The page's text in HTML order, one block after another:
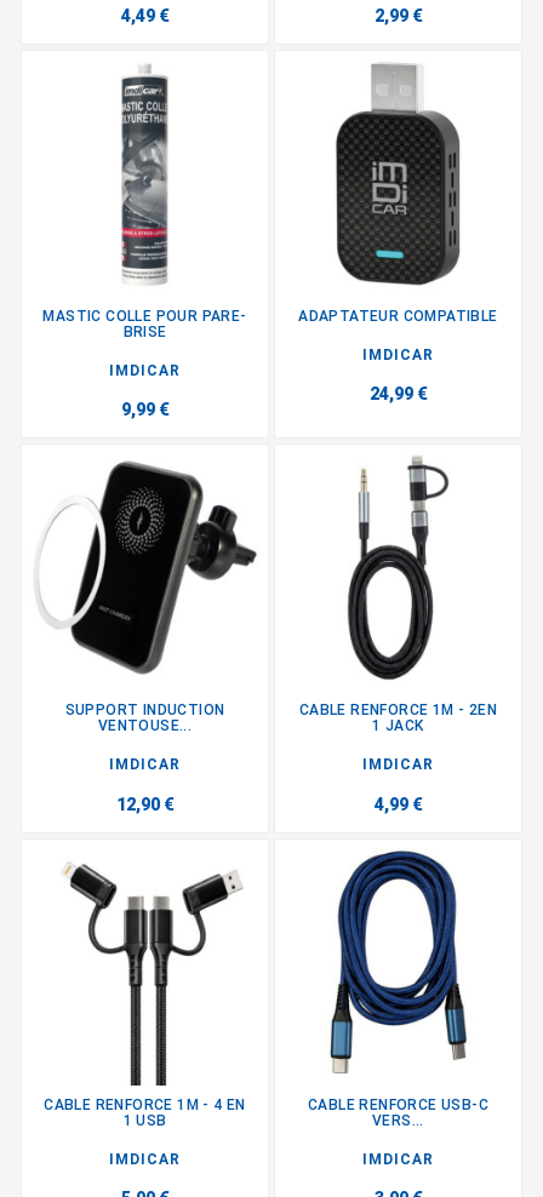
4,49 € 2,99 €
MASTIC COLLE POUR PARE-
BRISE
IMDICAR
9,99 €
ADAPTATEUR COMPATIBLE
IMDICAR
24,99 €
SUPPORT INDUCTION
VENTOUSE...
IMDICAR
12,90 €
CABLE RENFORCE 1M - 2EN
1 JACK
IMDICAR
4,99 €
CABLE RENFORCE 1M - 4 EN
1 USB
IMDICAR
CABLE RENFORCE USB-C
VERS...
IMDICAR